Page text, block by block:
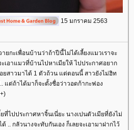
15 มกราคม 2563
ยกะเพื่อนบ้านว่าถ้าปีนี้ไม่ได้เลี้ยงแมวเราจะ
ะเอาแมวที่บ้านไปหาเมียให้ ไปประกาศอยาก
ยสาวมาได้ 1 ตัวถ้วน แต่ตอนนี้ สาวยังไม่ฮิท
แต่ถ้าได้มาก็จะตั้งชื่อว่าวอดก้ากะฟอง
ที่ไปประกาศหาจิ้นเนี่ยะ นางเปนตัวเมียที่ยังไม่
.. กลัวนางจะทับกันเอง ก็เลยจะเอามาฝากไว้